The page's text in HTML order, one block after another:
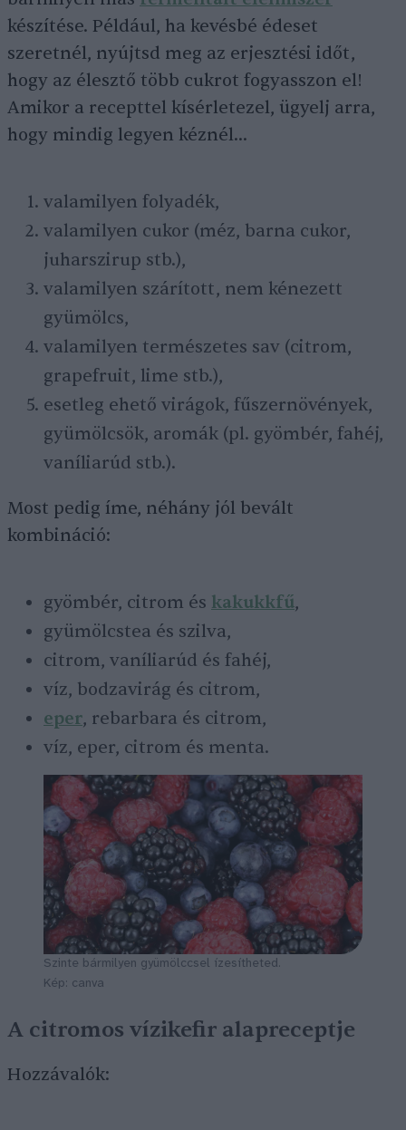
készítése. Például, ha kevésbé édeset
szeretnél, nyújtsd meg az erjesztési időt,
hogy az élesztő több cukrot fogyasszon el!
Amikor a recepttel kísérletezel, ügyelj arra,
hogy mindig legyen kéznél…
valamilyen folyadék,
valamilyen cukor (méz, barna cukor,
juharszirup stb.),
valamilyen szárított, nem kénezett
gyümölcs,
valamilyen természetes sav (citrom,
grapefruit, lime stb.),
esetleg ehető virágok, fűszernövények,
gyümölcsök, aromák (pl. gyömbér, fahéj,
vaníliarúd stb.).
Most pedig íme, néhány jól bevált
kombináció:
gyömbér, citrom és kakukkfű,
gyümölcstea és szilva,
citrom, vaníliarúd és fahéj,
víz, bodzavirág és citrom,
eper, rebarbara és citrom,
víz, eper, citrom és menta.
Szinte bármilyen gyümölccsel ízesítheted.
Kép: canva
A citromos vízikefir alapreceptje
Hozzávalók: